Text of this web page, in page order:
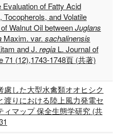
of Fatty Acid
Tocopherols, and Volatile
Walnut Oil betweenJuglans
Maxim. var. sachalinensis
and J. regia L. Journal of
71 (12),1743-1748頁 (共著)
慮した大型水禽類オオヒシク
渡りにおける陸上風力発電セ
ィマップ 保全生態学研究 (共